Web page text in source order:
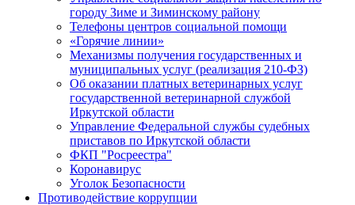
городу Зиме и Зиминскому району
Телефоны центров социальной помощи
«Горячие линии»
Механизмы получения государственных и
муниципальных услуг (реализация 210-ФЗ)
Об оказании платных ветеринарных услуг
государственной ветеринарной службой
Иркутской области
Управление Федеральной службы судебных
приставов по Иркутской области
ФКП "Росреестра"
Коронавирус
Уголок Безопасности
Противодействие коррупции